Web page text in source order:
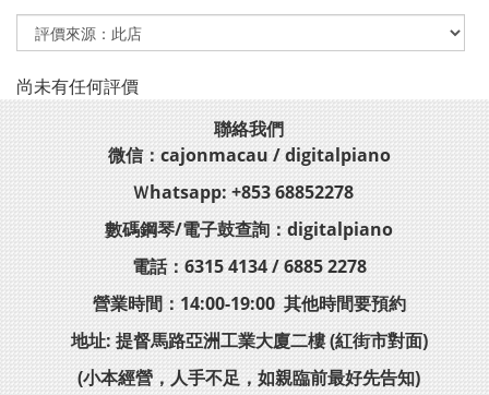
尚未有任何評價
聯絡我們
微信：cajonmacau / digitalpiano
Ｗhatsapp: +853 68852278
數碼鋼琴/電子鼓查詢：digitalpiano
電話：6315 4134 / 6885 2278
營業時間：14:00-19:00 其他時間要預約
地址: 提督馬路亞洲工業大廈二樓 (紅街市對面)
(小本經營，人手不足，如親臨前最好先告知)